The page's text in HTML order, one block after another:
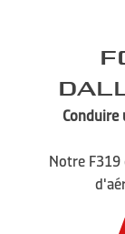
Conduire
Notre